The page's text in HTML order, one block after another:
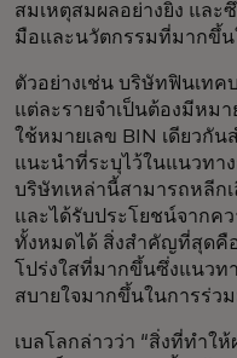
สมเหตุสมผลอย่างยิ่ง และ
มือและนวัตกรรมที่มากขึ้
ตัวอย่างเช่น บริษัทฟินเท
แต่ละรายจำเป็นต้องมีหม
ใช้หมายเลข BIN เดียวกั
แนะนำที่ระบุไว้ในแนวทา
บริษัทเหล่านี้สามารถหลีก
และได้รับประโยชน์จากค
ทั้งหมดได้ สิ่งสำคัญที่สุดคื
โปร่งใสที่มากขึ้นซึ่งแนวท
สบายใจมากขึ้นในการร่ว
เบลโลกล่าวว่า “สิ่งที่ทำใ